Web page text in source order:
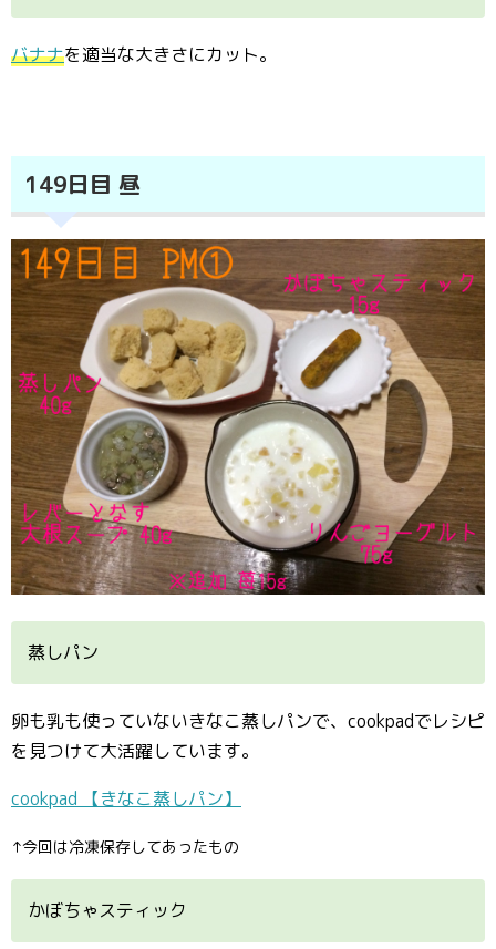
バナナを適当な大きさにカット。
149日目 昼
蒸しパン
卵も乳も使っていないきなこ蒸しパンで、cookpadでレシピ
を見つけて大活躍しています。
cookpad 【きなこ蒸しパン】
↑今回は冷凍保存してあったもの
かぼちゃスティック